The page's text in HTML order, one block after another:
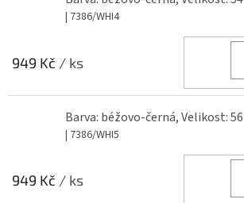
| 7386/WHI4
949 Kč / ks
Barva: béžovo-černá, Velikost: 56
| 7386/WHI5
949 Kč / ks